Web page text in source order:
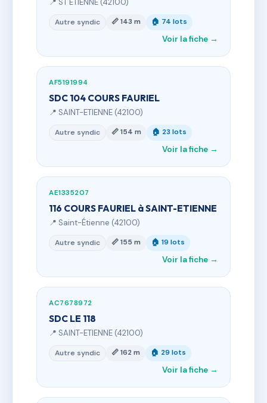
📍 ST ETIENNE (42100)
Autre syndic 📏 143 m 🏠 74 lots
Voir la fiche →
AF5191994
SDC 104 COURS FAURIEL
📍 SAINT-ETIENNE (42100)
Autre syndic 📏 154 m 🏠 23 lots
Voir la fiche →
AE1335207
116 COURS FAURIEL à SAINT-ETIENNE
📍 Saint-Étienne (42100)
Autre syndic 📏 155 m 🏠 19 lots
Voir la fiche →
AC7678972
SDC LE 118
📍 SAINT-ETIENNE (42100)
Autre syndic 📏 162 m 🏠 29 lots
Voir la fiche →